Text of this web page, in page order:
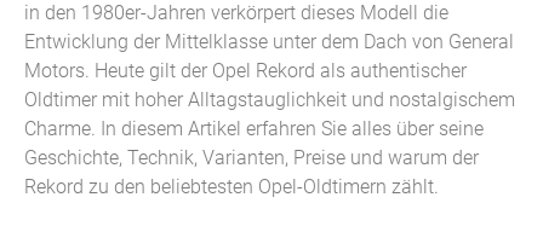
in den 1980er-Jahren verkörpert dieses Modell die
Entwicklung der Mittelklasse unter dem Dach von General
Motors. Heute gilt der Opel Rekord als authentischer
Oldtimer mit hoher Alltagstauglichkeit und nostalgischem
Charme. In diesem Artikel erfahren Sie alles über seine
Geschichte, Technik, Varianten, Preise und warum der
Rekord zu den beliebtesten Opel-Oldtimern zählt.